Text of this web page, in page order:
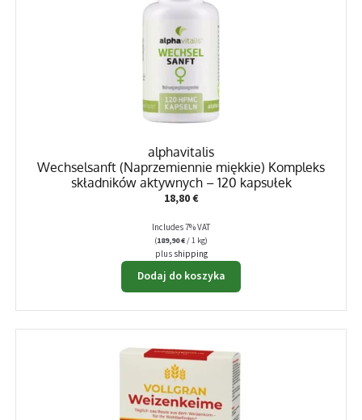
alphavitalis
Wechselsanft (Naprzemiennie miękkie) Kompleks
składników aktywnych – 120 kapsułek
18,80€
Includes 7% VAT
(189,90€/ 1 kg)
plus shipping
Dodaj do koszyka